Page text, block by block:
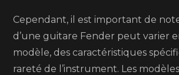
Cependant, il est important de
d’une guitare Fender peut varier
modèle, des caractéristiques
rareté de l’instrument. Les modèles